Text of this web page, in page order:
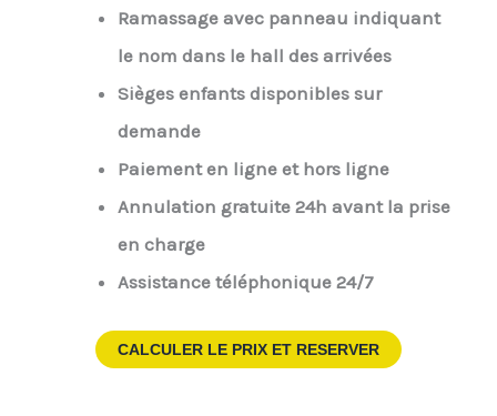
Ramassage avec panneau indiquant
le nom dans le hall des arrivées
Sièges enfants disponibles sur
demande
Paiement en ligne et hors ligne
Annulation gratuite 24h avant la prise
en charge
Assistance téléphonique 24/7
CALCULER LE PRIX ET RESERVER